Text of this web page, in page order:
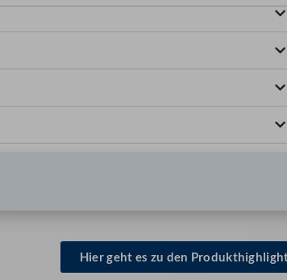
Hier geht es zu den